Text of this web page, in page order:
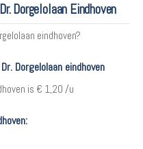
Dorgelolaan Eindhoven
eindhoven?
Dorgelolaan eindhoven
is € 1,20 /u